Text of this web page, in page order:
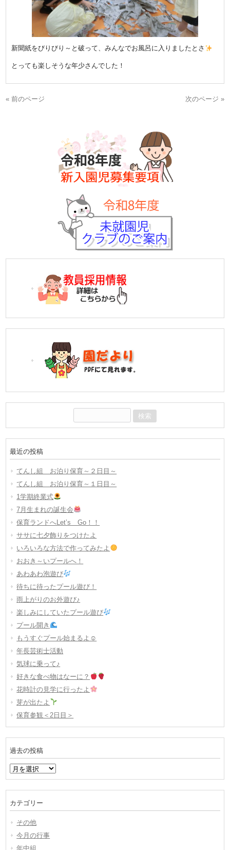
新聞紙をびりびり～と破って、みんなでお風呂に入りましたとさ
とっても楽しそうな年少さんでした！
« 前のページ 次のページ »
索:
最近の投稿
てんし組 お泊り保育～２日目～
てんし組 お泊り保育～１日目～
1学期終業式
7月生まれの誕生会
保育ランドへLet’s Go！！
ササに七夕飾りをつけたよ
いろいろな方法で作ってみたよ
おおき～いプールへ！
あわあわ泡遊び
待ちに待ったプール遊び！
雨上がりのお外遊び♪
楽しみにしていたプール遊び
プール開き
もうすぐプール始まるよ☺
年長芸術士活動
気球に乗って♪
好きな食べ物はなーに？
花時計の見学に行ったよ
芽が出たよ
保育参観＜2日目＞
過去の投稿
過
去
稿
カテゴリー
その他
今月の行事
年中組